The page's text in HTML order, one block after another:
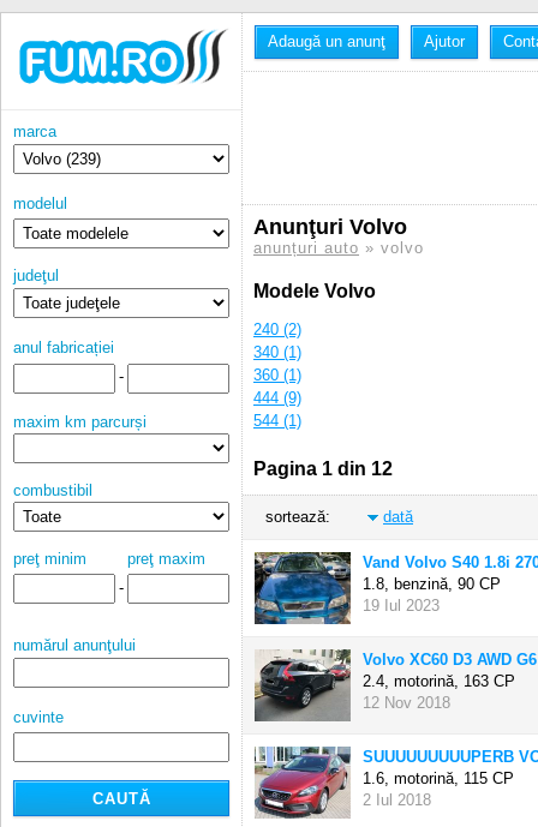
marca
modelul
judeţul
anul fabricației
-
maxim km parcurși
combustibil
preţ minim
preţ maxim
-
numărul anunţului
cuvinte
Adaugă un anunţ Ajutor
Anunţuri Volvo
anunțuri auto » volvo
Modele Volvo
240 (2)
340 (1)
360 (1)
444 (9)
544 (1)
850 (12)
Pagina 1 din 12
sortează: dată
Vand Volvo S40 1.8i
1.8, benzină, 90 CP
19 Iul 2023
Volvo XC60 D3 AWD
2.4, motorină, 163 CP
12 Nov 2018
SUUUUUUUUUPERB
1.6, motorină, 115 CP
2 Iul 2018